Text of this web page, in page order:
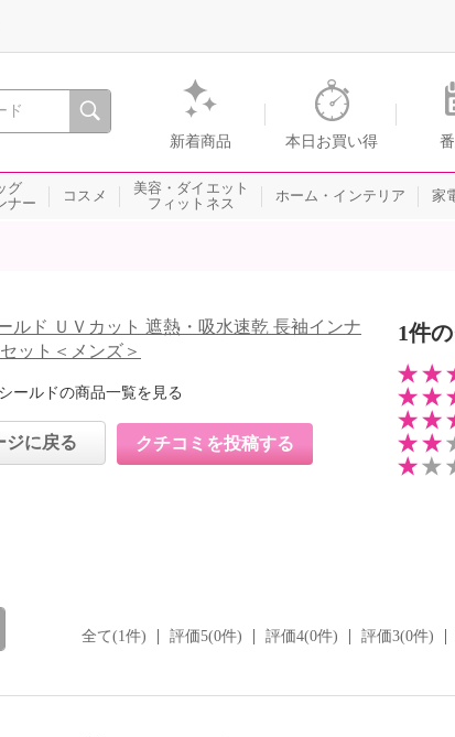
を。通販・テレビショッピングのショップチャンネル
新着商品 本日お買い得
グ
ナー
コスメ
美容・ダイエット
フィットネス
ホーム・インテリア 家
ルド ＵＶカット 遮熱・吸水速乾 長袖インナ
ット＜メンズ＞
ールドの商品一覧を見る
ジに戻る クチコミを投稿する
1件
全て(1件) 評価5(0件) 評価4(0件) 評価3(0件)